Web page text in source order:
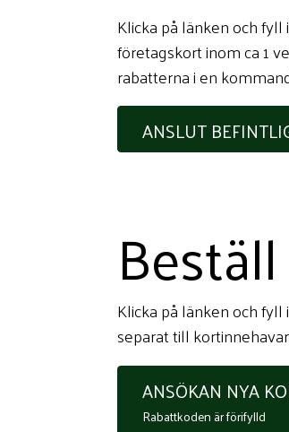
Klicka på länken och
företagskort inom ca 1
rabatterna i en
ANSLUT
Klicka på länken och
separat till
ANSÖKAN NYA
Rabattkoden är förifylld